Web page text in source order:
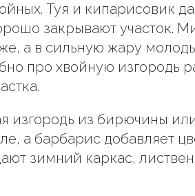
Туя и кипарисовик
закрывают участок.
а в сильную жару
про хвойную изгородь
изгородь из бирючины
а барбарис добавляет
зимний каркас,